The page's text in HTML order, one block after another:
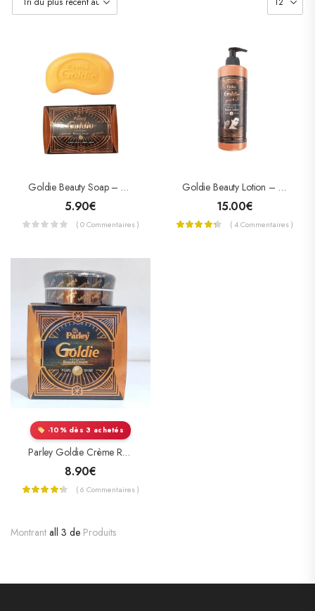
Goldie Beauty Soap – Savon Adoucissant Et Éclaircissant 100g
5.90€
( 0 Commentaires )
Goldie Beauty Lotion – Lait 550 ML
15.00€
( 4 Commentaires )
-10% dès 3 achetés
Parley Goldie Crème Réparatrice Boutons Et Tâches Visage
8.90€
( 6 Commentaires )
Montrant all 3 de Produits